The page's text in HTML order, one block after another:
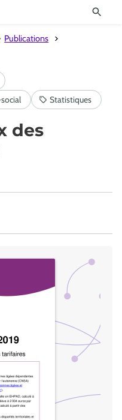
Publications
des